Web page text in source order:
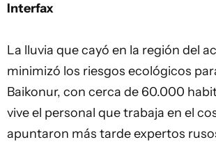
Interfax
La lluvia que cayó en la región del
minimizó los riesgos ecológicos
Baikonur, con cerca de 60.000
vive el personal que trabaja en el
apuntaron más tarde expertos